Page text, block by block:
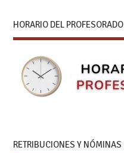
HORARIO DEL PROFESORADO
RETRIBUCIONES Y NÓMINAS